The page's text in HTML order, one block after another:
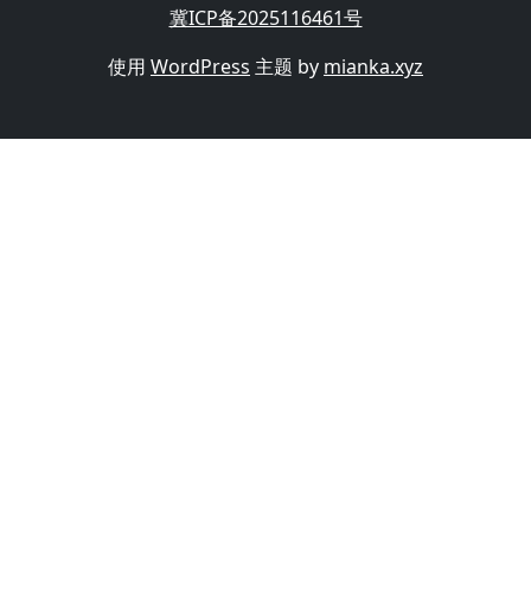
冀ICP备2025116461号
使用 WordPress 主题 by mianka.xyz